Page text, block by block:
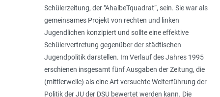
Schülerzeitung, der "AhalbeTquadrat“, sein. Sie war als
gemeinsames Projekt von rechten und linken
Jugendlichen konzipiert und sollte eine effektive
Schülervertretung gegenüber der städtischen
Jugendpolitik darstellen. Im Verlauf des Jahres 1995
erschienen insgesamt fünf Ausgaben der Zeitung, die
(mittlerweile) als eine Art versuchte Weiterführung der
Politik der JU der DSU bewertet werden kann. Die